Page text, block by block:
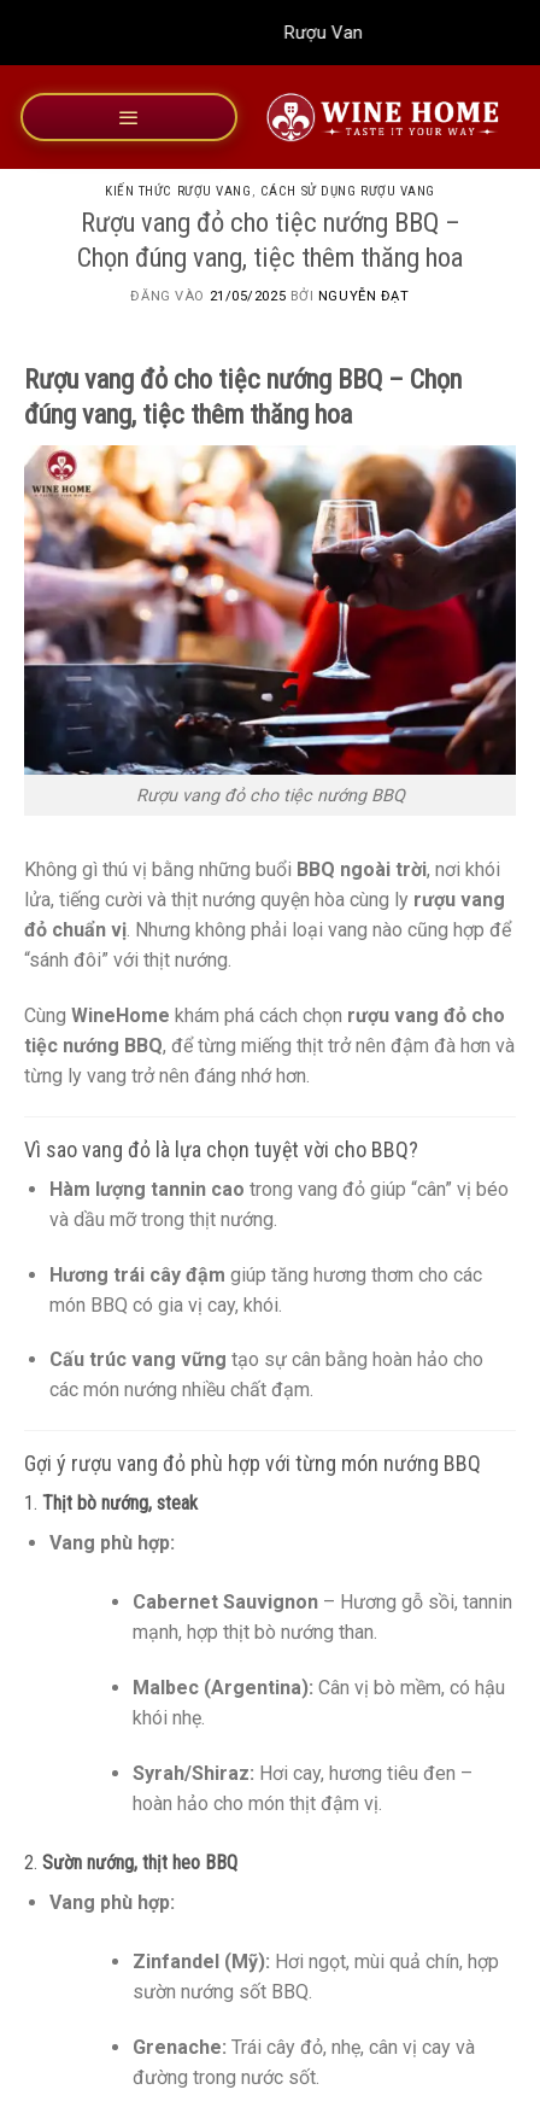
dung
Rượu Vang Wine Home
KIẾN THỨC RƯỢU VANG , CÁCH SỬ DỤNG RƯỢU VANG
Rượu vang đỏ cho tiệc nướng BBQ –
Chọn đúng vang, tiệc thêm thăng hoa
ĐĂNG VÀO 21/05/2025 BỞI NGUYỄN ĐẠT
Rượu vang đỏ cho tiệc nướng BBQ – Chọn
đúng vang, tiệc thêm thăng hoa
Rượu vang đỏ cho tiệc nướng BBQ
Không gì thú vị bằng những buổi BBQ ngoài trời, nơi khói
lửa, tiếng cười và thịt nướng quyện hòa cùng ly rượu vang
đỏ chuẩn vị. Nhưng không phải loại vang nào cũng hợp để
“sánh đôi” với thịt nướng.
Cùng WineHome khám phá cách chọn rượu vang đỏ cho
tiệc nướng BBQ, để từng miếng thịt trở nên đậm đà hơn và
từng ly vang trở nên đáng nhớ hơn.
Vì sao vang đỏ là lựa chọn tuyệt vời cho BBQ?
Hàm lượng tannin cao trong vang đỏ giúp “cân” vị béo
và dầu mỡ trong thịt nướng.
Hương trái cây đậm giúp tăng hương thơm cho các
món BBQ có gia vị cay, khói.
Cấu trúc vang vững tạo sự cân bằng hoàn hảo cho
các món nướng nhiều chất đạm.
Gợi ý rượu vang đỏ phù hợp với từng món nướng BBQ
1. Thịt bò nướng, steak
Vang phù hợp:
Cabernet Sauvignon– Hương gỗ sồi, tannin
mạnh, hợp thịt bò nướng than.
Malbec (Argentina): Cân vị bò mềm, có hậu
khói nhẹ.
Syrah/Shiraz: Hơi cay, hương tiêu đen –
hoàn hảo cho món thịt đậm vị.
2. Sườn nướng, thịt heo BBQ
Vang phù hợp:
Zinfandel (Mỹ): Hơi ngọt, mùi quả chín, hợp
sườn nướng sốt BBQ.
Grenache: Trái cây đỏ, nhẹ, cân vị cay và
đường trong nước sốt.